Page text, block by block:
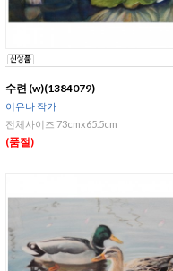
수련 (w)(1384079)
이유나 작가
전체사이즈 73cmx65.5cm
(품절)